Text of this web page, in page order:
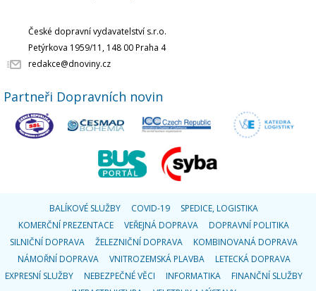
České dopravní vydavatelství s.r.o.
Petýrkova 1959/11, 148 00 Praha 4
redakce@dnoviny.cz
Partneři Dopravních novin
BALÍKOVÉ SLUŽBY COVID-19
SPEDICE, LOGISTIKA
KOMERČNÍ PREZENTACE
VEŘEJNÁ DOPRAVA
DOPRAVNÍ POLITIKA
SILNIČNÍ DOPRAVA
ŽELEZNIČNÍ DOPRAVA
KOMBINOVANÁ DOPRAVA
NÁMOŘNÍ DOPRAVA
VNITROZEMSKÁ PLAVBA
LETECKÁ DOPRAVA
EXPRESNÍ SLUŽBY
NEBEZPEČNÉ VĚCI INFORMATIKA
FINANČNÍ SLUŽBY